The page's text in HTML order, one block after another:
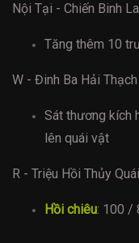
Nội Tại - Chiến Binh
Tăng thêm 10
W - Đinh Ba Hải Thạch
Sát thương kích
lên quái vật
R - Triệu Hồi Thủy Quái
Hồi chiêu: 100 /